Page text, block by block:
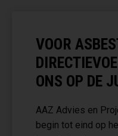
VOOR
ONS OP DE
AAZ Advies en
begin tot eind op